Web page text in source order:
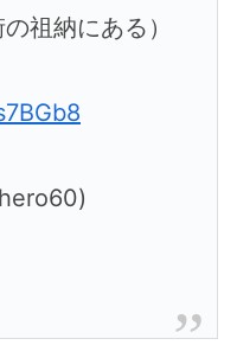
祖納にある）